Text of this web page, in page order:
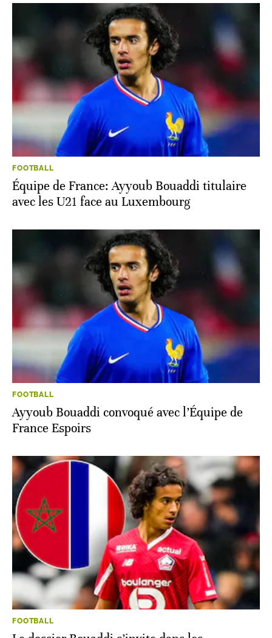
FOOTBALL
Équipe de France: Ayyoub Bouaddi titulaire
avec les U21 face au Luxembourg
FOOTBALL
Ayyoub Bouaddi convoqué avec l’Équipe de
France Espoirs
FOOTBALL